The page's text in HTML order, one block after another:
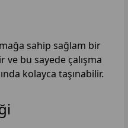
sahip sağlam bir
bu sayede çalışma
kolayca taşınabilir.